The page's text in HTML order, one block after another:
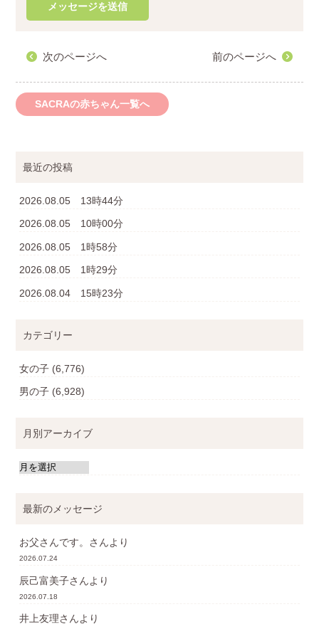
次のページへ 前のページへ
SACRAの赤ちゃん一覧へ
最近の投稿
2026.08.05 13時44分
2026.08.05 10時00分
2026.08.05 1時58分
2026.08.05 1時29分
2026.08.04 15時23分
カテゴリー
女の子 (6,776)
男の子 (6,928)
月別アーカイブ
最新のメッセージ
お父さんです。 さんより
2026.07.24
辰己富美子さんより
2026.07.18
井上友理さんより